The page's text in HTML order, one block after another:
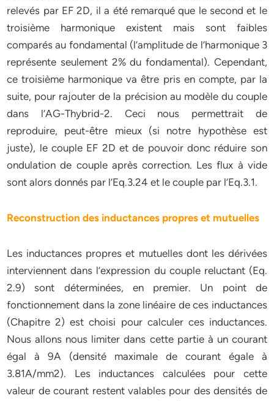
relevés par EF 2D, il a été remarqué que le second et le
troisième harmonique existent mais sont faibles
comparés au fondamental (l’amplitude de l’harmonique 3
représente seulement 2% du fondamental). Cependant,
ce troisième harmonique va être pris en compte, par la
suite, pour rajouter de la précision au modèle du couple
dans l’AG-Thybrid-2. Ceci nous permettrait de
reproduire, peut-être mieux (si notre hypothèse est
juste), le couple EF 2D et de pouvoir donc réduire son
ondulation de couple après correction. Les flux à vide
sont alors donnés par l’Eq.3.24 et le couple par l’Eq.3.1.
Reconstruction des inductances propres et mutuelles
Les inductances propres et mutuelles dont les dérivées
interviennent dans l’expression du couple reluctant (Eq.
2.9) sont déterminées, en premier. Un point de
fonctionnement dans la zone linéaire de ces inductances
(Chapitre 2) est choisi pour calculer ces inductances.
Nous allons nous limiter dans cette partie à un courant
égal à 9A (densité maximale de courant égale à
3.81A/mm2). Les inductances calculées pour cette
valeur de courant restent valables pour des densités de